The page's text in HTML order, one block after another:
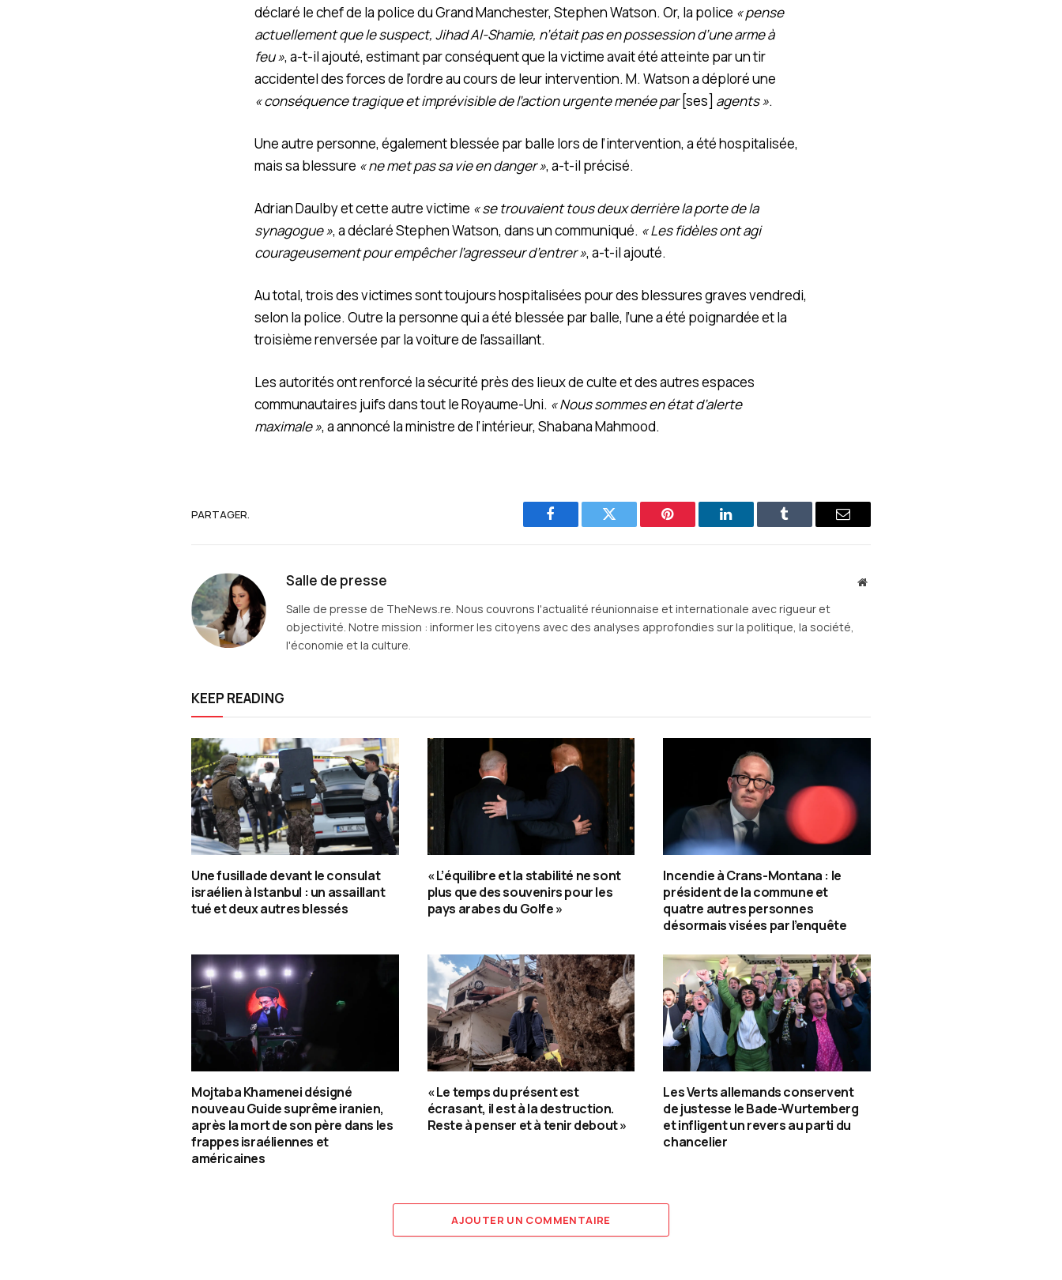
déclaré le chef de la police du Grand Manchester, Stephen Watson. Or, la police « pense
actuellement que le suspect, Jihad Al-Shamie, n’était pas en possession d’une arme à
feu », a-t-il ajouté, estimant par conséquent que la victime avait été atteinte par un tir
accidentel des forces de l’ordre au cours de leur intervention. M. Watson a déploré une
« conséquence tragique et imprévisible de l’action urgente menée par[ses] agents ».
Une autre personne, également blessée par balle lors de l’intervention, a été hospitalisée,
mais sa blessure « ne met pas sa vie en danger », a-t-il précisé.
Adrian Daulby et cette autre victime « se trouvaient tous deux derrière la porte de la
synagogue », a déclaré Stephen Watson, dans un communiqué. « Les fidèles ont agi
courageusement pour empêcher l’agresseur d’entrer », a-t-il ajouté.
Au total, trois des victimes sont toujours hospitalisées pour des blessures graves vendredi,
selon la police. Outre la personne qui a été blessée par balle, l’une a été poignardée et la
troisième renversée par la voiture de l’assaillant.
Les autorités ont renforcé la sécurité près des lieux de culte et des autres espaces
communautaires juifs dans tout le Royaume-Uni. « Nous sommes en état d’alerte
maximale », a annoncé la ministre de l’intérieur, Shabana Mahmood.
PARTAGER.
Facebook Twitter Pinterest LinkedIn Tumblr
E-
Salle de presse
Site
Salle de presse de TheNews.re. Nous couvrons l'actualité réunionnaise et internationale avec rigueur et
objectivité. Notre mission : informer les citoyens avec des analyses approfondies sur la politique, la société,
l'économie et la culture.
KEEP READING
Une fusillade devant le consulat
israélien à Istanbul : un assaillant
tué et deux autres blessés
« L’équilibre et la stabilité ne sont
plus que des souvenirs pour les
pays arabes du Golfe »
Incendie à Crans-Montana : le
président de la commune et
quatre autres personnes
désormais visées par l’enquête
Mojtaba Khamenei désigné
nouveau Guide suprême iranien,
après la mort de son père dans les
frappes israéliennes et
américaines
« Le temps du présent est
écrasant, il est à la destruction.
Reste à penser et à tenir debout »
Les Verts allemands conservent
de justesse le Bade-Wurtemberg
et infligent un revers au parti du
chancelier
AJOUTER UN COMMENTAIRE